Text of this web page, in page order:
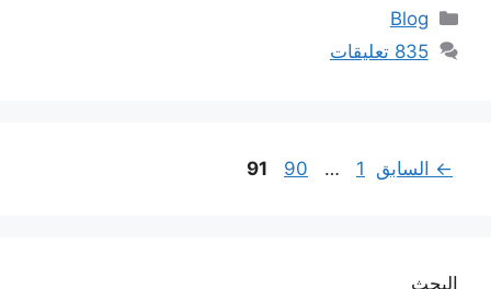
التصنيفات
Blog
835 تعليقات
← السابق Page
1
…
Page
90
Page
91
البحث